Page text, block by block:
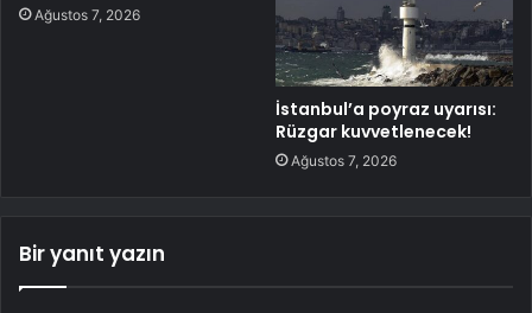
Ağustos 7, 2026
İstanbul’a poyraz uyarısı:
Rüzgar kuvvetlenecek!
Ağustos 7, 2026
Bir yanıt yazın